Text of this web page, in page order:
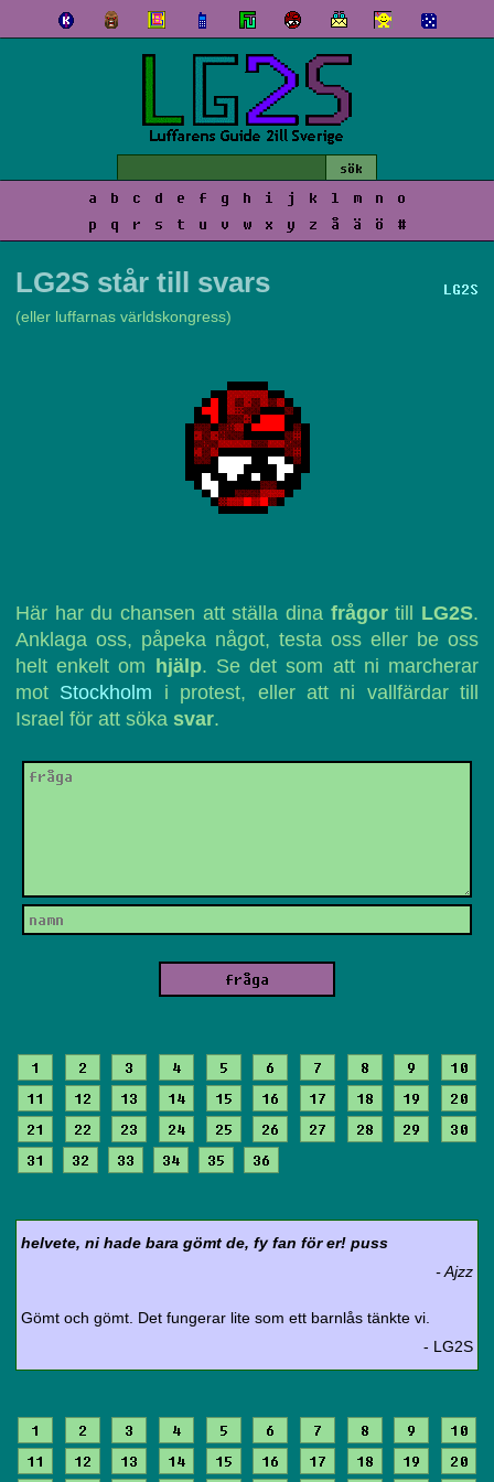
a b c d e f g h i j k l m n
o
p
q r s t u v w x y z å ä ö #
LG2S
LG2S står till svars
(eller luffarnas världskongress)
Här har du chansen att ställa dina frågortill LG2S.
Anklaga oss, påpeka något, testa oss eller be oss
helt enkelt om
hjälp. Se det som att ni marcherar
mot Stockholm i protest, eller att ni vallfärdar till
Israel för att söka svar.
1 2 3 4 5 6 7 8 9
10
11
12 13 14 15 16 17 18 19
20
21
22 23 24 25 26 27 28 29
30
31
32 33 34 35 36
helvete, ni hade bara gömt de, fy fan för er! puss
- Ajzz
Gömt och gömt. Det fungerar lite som ett barnlås tänkte vi.
- LG2S
1 2 3 4 5 6 7 8 9
10
11
12 13 14 15 16 17 18 19 20